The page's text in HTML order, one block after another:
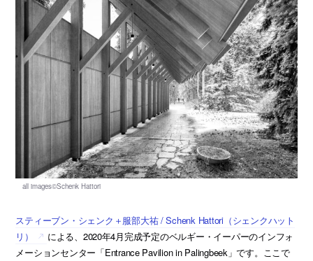
スティーブン・シェンク＋服部大祐 / Schenk Hattori（シェンクハット
リ）
による、2020年4月完成予定のベルギー・イーパーのインフォ
メーションセンター「Entrance Pavilion in Palingbeek」です。ここで